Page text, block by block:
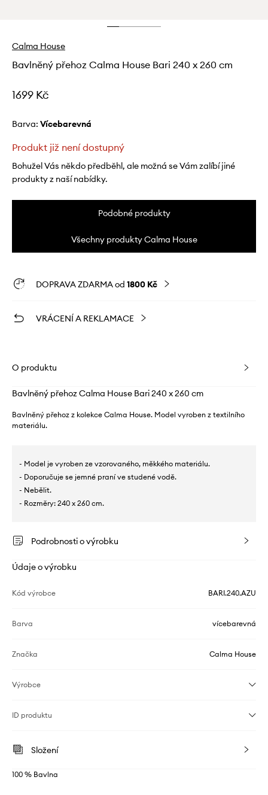
Calma House
Bavlněný přehoz Calma House Bari 240 x 260 cm
1699 Kč
Barva: vícebarevná
Produkt již není dostupný
Bohužel Vás někdo předběhl, ale možná se Vám zalíbí jiné
produkty z naší nabídky.
Podobné produkty
Všechny produkty Calma House
DOPRAVA ZDARMA od 1800 Kč
VRÁCENÍ A REKLAMACE
O produktu
Bavlněný přehoz Calma House Bari 240 x 260 cm
Bavlněný přehoz z kolekce Calma House. Model vyroben z textilního
materiálu.
- Model je vyroben ze vzorovaného, ​​měkkého materiálu.
- Doporučuje se jemné praní ve studené vodě.
- Nebělit.
- Rozměry: 240 x 260 cm.
Podrobnosti o výrobku
Údaje o výrobku
Kód výrobce BARI.240.AZU
Barva vícebarevná
Značka Calma House
Výrobce
ID produktu
Složení
100 % Bavlna